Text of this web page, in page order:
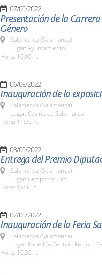
07/09/2022
Presentación de la
Género
Salamanca (Salamanca)
Lugar: Ayuntamiento
Hora: 10:00 h.
06/09/2022
Inauguración de la
Salamanca (Salamanca)
Lugar: Casino de Salamanca
Hora: 11:30 h.
03/09/2022
Entrega del Premio
Salamanca (Salamanca)
Lugar: Campo de Tiro
Hora: 19:30 h.
02/09/2022
Inauguración de la Feria
Salamanca (Salamanca)
Lugar: Pabellón Central. Recinto
Hora: 10:30 h.